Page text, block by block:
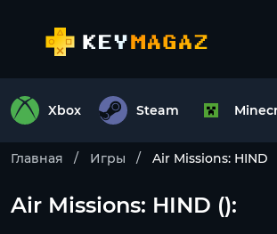
Xbox Steam
Главная Игры Air Missions: HIND
Air Missions: HIND ():